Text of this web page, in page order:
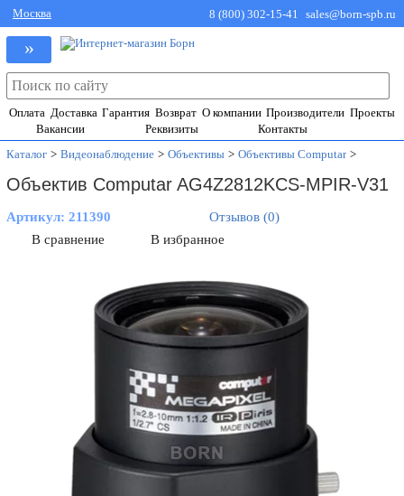
Москва 8 (800) 302-15-41 sales@born-spb.ru
»
Оплата Доставка Гарантия Возврат О компании Производители Проекты
Вакансии
Реквизиты
Контакты
Каталог > Видеонаблюдение > Объективы > Объективы Computar >
Объектив Computar AG4Z2812KCS-MPIR-V31
Артикул:211390
Отзывов (0)
В сравнение
В избранное